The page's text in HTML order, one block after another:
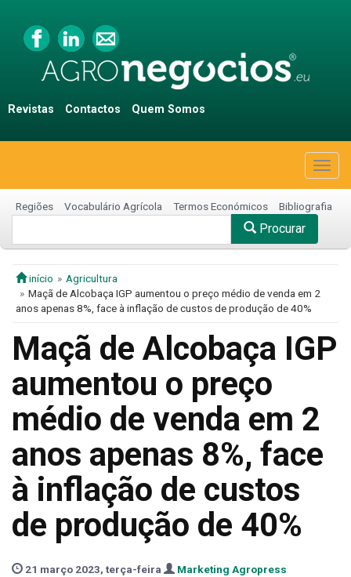
Revistas Contactos Quem Somos
Regiões Vocabulário Agrícola Termos Económicos Bibliografia
Procurar
início
Agricultura
Maçã de Alcobaça IGP aumentou o preço médio de venda em 2
anos apenas 8%, face à inflação de custos de produção de 40%
Maçã de Alcobaça IGP
aumentou o preço
médio de venda em 2
anos apenas 8%, face
à inflação de custos
de produção de 40%
21 março 2023, terça-feira
Marketing Agropress